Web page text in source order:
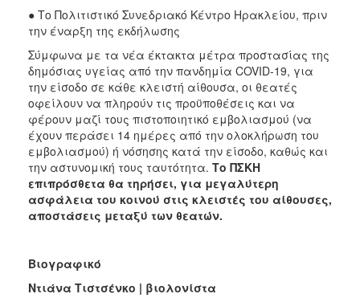
● Το Πολιτιστικό Συνεδριακό Κέντρο Ηρακλείου, πριν
την έναρξη της εκδήλωσης
Σύμφωνα με τα νέα έκτακτα μέτρα προστασίας της
δημόσιας υγείας από την πανδημία COVID-19, για
την είσοδο σε κάθε κλειστή αίθουσα, οι θεατές
οφείλουν να πληρούν τις προϋποθέσεις και να
φέρουν μαζί τους πιστοποιητικό εμβολιασμού (να
έχουν περάσει 14 ημέρες από την ολοκλήρωση του
εμβολιασμού) ή νόσησης κατά την είσοδο, καθώς και
την αστυνομική τους ταυτότητα. Το ΠΣΚΗ
επιπρόσθετα θα τηρήσει, για μεγαλύτερη
ασφάλεια του κοινού στις κλειστές του αίθουσες,
αποστάσεις μεταξύ των θεατών.
Βιογραφικό
Ντιάνα Τιστσένκο | βιολονίστα